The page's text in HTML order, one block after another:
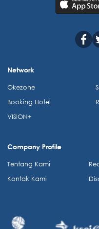
Network
Okezone
Booking Hotel
VISION+
Company Profile
Tentang Kami
Kontak Kami